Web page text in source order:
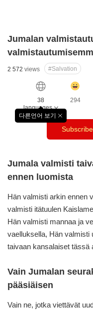
Jumalan
2 572 views #Salvation
38
languages
다른언어 보기
창
닫
기
클
수
294
Subscribe
Jumala valmisti
ennen luomista
Hän valmisti arkin ennen
valmisti itätuulen
Hän valmisti mannaa ja
vaelluksella, Hän valmisti
taivaan kansalaiset tässä
Vain Jumalan
pääsiäisen
Vain ne, jotka viettävät